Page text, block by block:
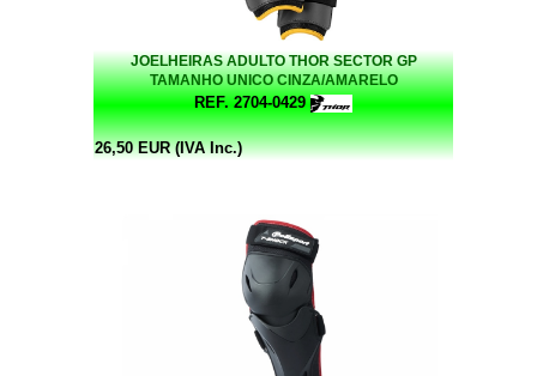
JOELHEIRAS ADULTO THOR SECTOR GP
TAMANHO UNICO CINZA/AMARELO
REF. 2704-0429
26,50 EUR (IVA Inc.)